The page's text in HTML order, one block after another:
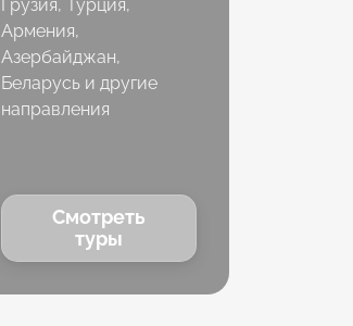
Грузия, Турция,
Армения,
Азербайджан,
Беларусь и другие
направления
Смотреть
туры